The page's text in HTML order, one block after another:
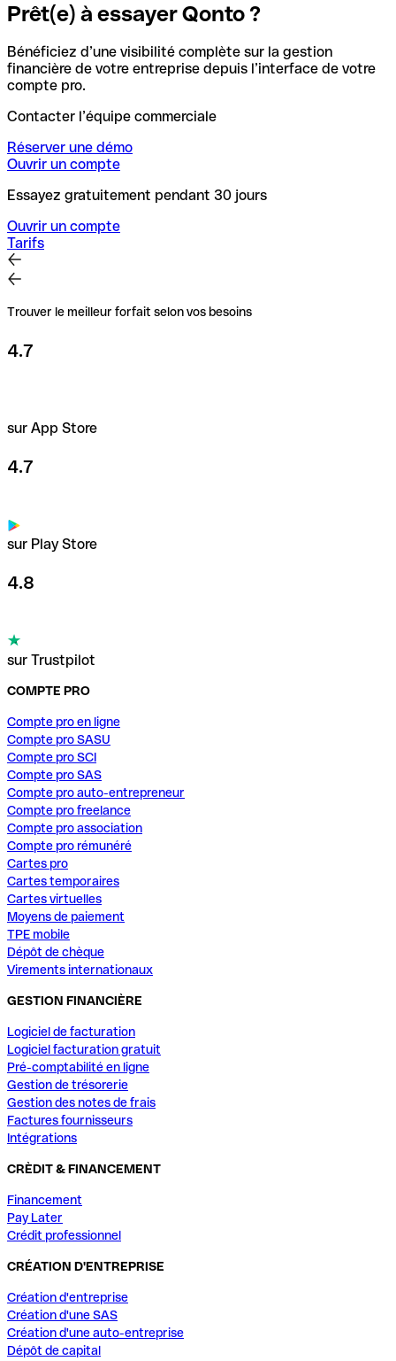
Prêt(e) à essayer Qonto ?
Bénéficiez d’une visibilité complète sur la gestion
financière de votre entreprise depuis l’interface de votre
compte pro.
Contacter l’équipe commerciale
Réserver une démo
Ouvrir un compte
Essayez gratuitement pendant 30 jours
Ouvrir un compte
Tarifs
Trouver le meilleur forfait selon vos besoins
4.7
sur App Store
4.7
sur Play Store
4.8
sur Trustpilot
COMPTE PRO
Compte pro en ligne
Compte pro SASU
Compte pro SCI
Compte pro SAS
Compte pro auto-entrepreneur
Compte pro freelance
Compte pro association
Compte pro rémunéré
Cartes pro
Cartes temporaires
Cartes virtuelles
Moyens de paiement
TPE mobile
Dépôt de chèque
Virements internationaux
GESTION FINANCIÈRE
Logiciel de facturation
Logiciel facturation gratuit
Pré-comptabilité en ligne
Gestion de trésorerie
Gestion des notes de frais
Factures fournisseurs
Intégrations
CRÈDIT & FINANCEMENT
Financement
Pay Later
Crédit professionnel
CRÉATION D'ENTREPRISE
Création d'entreprise
Création d'une SAS
Création d'une auto-entreprise
Dépôt de capital